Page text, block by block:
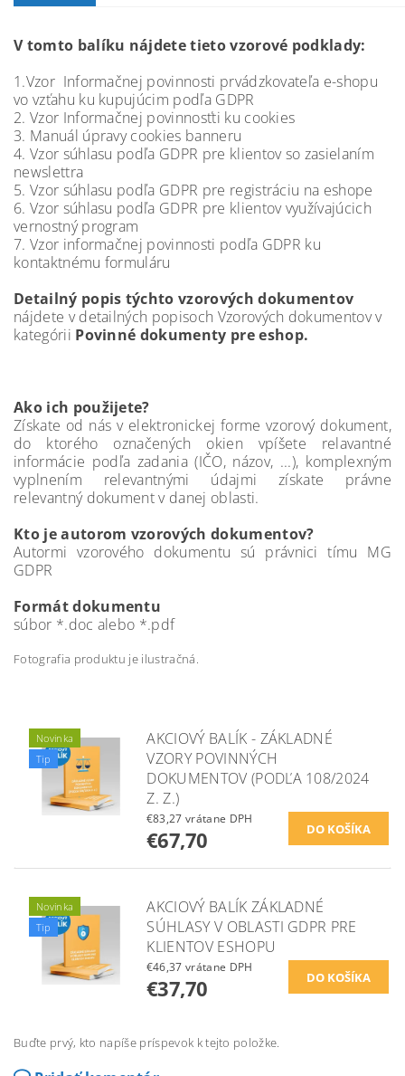
V tomto balíku nájdete tieto vzorové podklady:
1.Vzor Informačnej povinnosti prvádzkovateľa e-shopu
vo vzťahu ku kupujúcim podľa GDPR
2. Vzor Informačnej povinnosťti ku cookies
3. Manuál úpravy cookies banneru
4. Vzor súhlasu podľa GDPR pre klientov so zasielaním
newslettra
5. Vzor súhlasu podľa GDPR pre registráciu na eshope
6. Vzor súhlasu podľa GDPR pre klientov využívajúcich
vernostný program
7. Vzor informačnej povinnosti podľa GDPR ku
kontaktnému formuláru
Detailný popis týchto vzorových dokumentov
nájdete v detailných popisoch Vzorových dokumentov v
kategórii Povinné dokumenty pre eshop.
Ako ich použijete?
Získate od nás v elektronickej forme vzorový dokument,
do ktorého označených okien vpíšete relavantné
informácie podľa zadania (IČO, názov, ...), komplexným
vyplnením relevantnými údajmi získate právne
relevantný dokument v danej oblasti.
Kto je autorom vzorových dokumentov?
Autormi vzorového dokumentu sú právnici tímu MG
GDPR
Formát dokumentu
súbor *.doc alebo *.pdf
Fotografia produktu je ilustračná.
Novinka
Tip
AKCIOVÝ BALÍK - ZÁKLADNÉ
VZORY POVINNÝCH
DOKUMENTOV (PODĽA 108/2024
Z. Z.)
€83,27 vrátane DPH
€67,70
Novinka
Tip
AKCIOVÝ BALÍK ZÁKLADNÉ
SÚHLASY V OBLASTI GDPR PRE
KLIENTOV ESHOPU
€46,37 vrátane DPH
€37,70
Buďte prvý, kto napíše príspevok k tejto položke.